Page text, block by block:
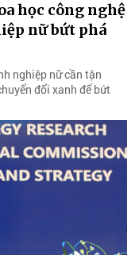
học công nghệ
nữ bứt phá
nghiệp nữ cần tận
đổi xanh để bứt